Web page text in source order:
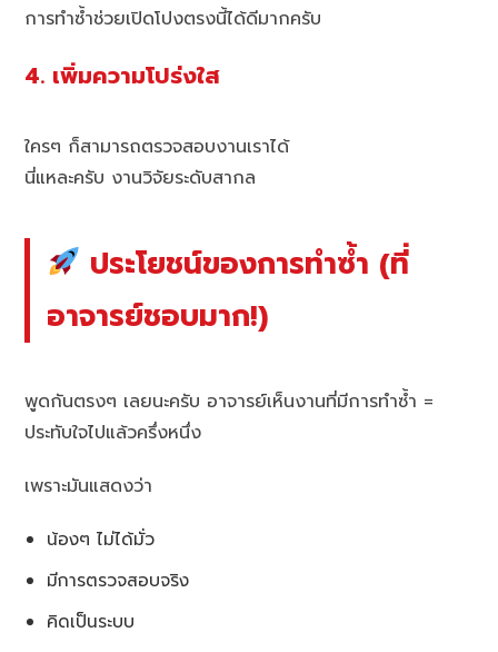
การทำซ้ำช่วยเปิดโปงตรงนี้ได้ดีมากครับ
4. เพิ่มความโปร่งใส
ใครๆ ก็สามารถตรวจสอบงานเราได้
นี่แหละครับ งานวิจัยระดับสากล
ประโยชน์ของการทำซ้ำ (ที่
อาจารย์ชอบมาก!)
พูดกันตรงๆ เลยนะครับ อาจารย์เห็นงานที่มีการทำซ้ำ =
ประทับใจไปแล้วครึ่งหนึ่ง
เพราะมันแสดงว่า
น้องๆ ไม่ได้มั่ว
มีการตรวจสอบจริง
คิดเป็นระบบ